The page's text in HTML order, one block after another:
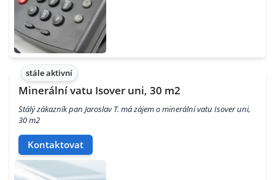
stále aktivní
Minerální vatu Isover uni, 30 m2
Stálý zákazník pan Jaroslav T. má zájem o minerální vatu Isover uni,
30 m2
Kontaktovat